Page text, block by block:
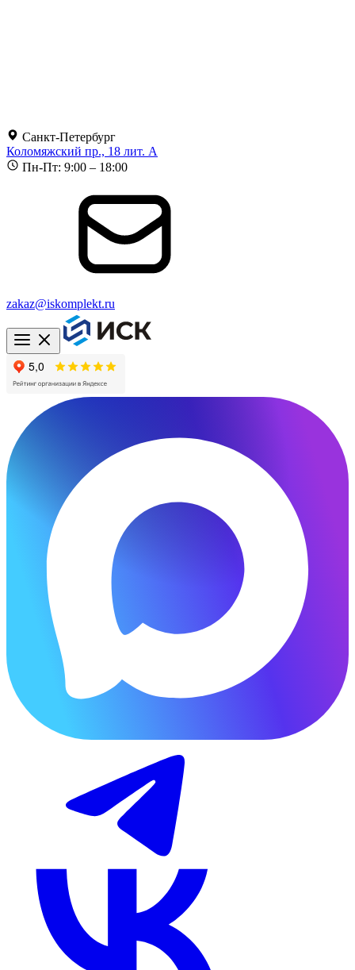
Санкт-Петербург
Коломяжский пр., 18 лит. А
Пн-Пт: 9:00 – 18:00
zakaz@iskomplekt.ru